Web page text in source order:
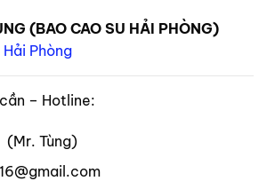
(BAO CAO SU HẢI PHÒNG)
Phòng
– Hotline:
Tùng)